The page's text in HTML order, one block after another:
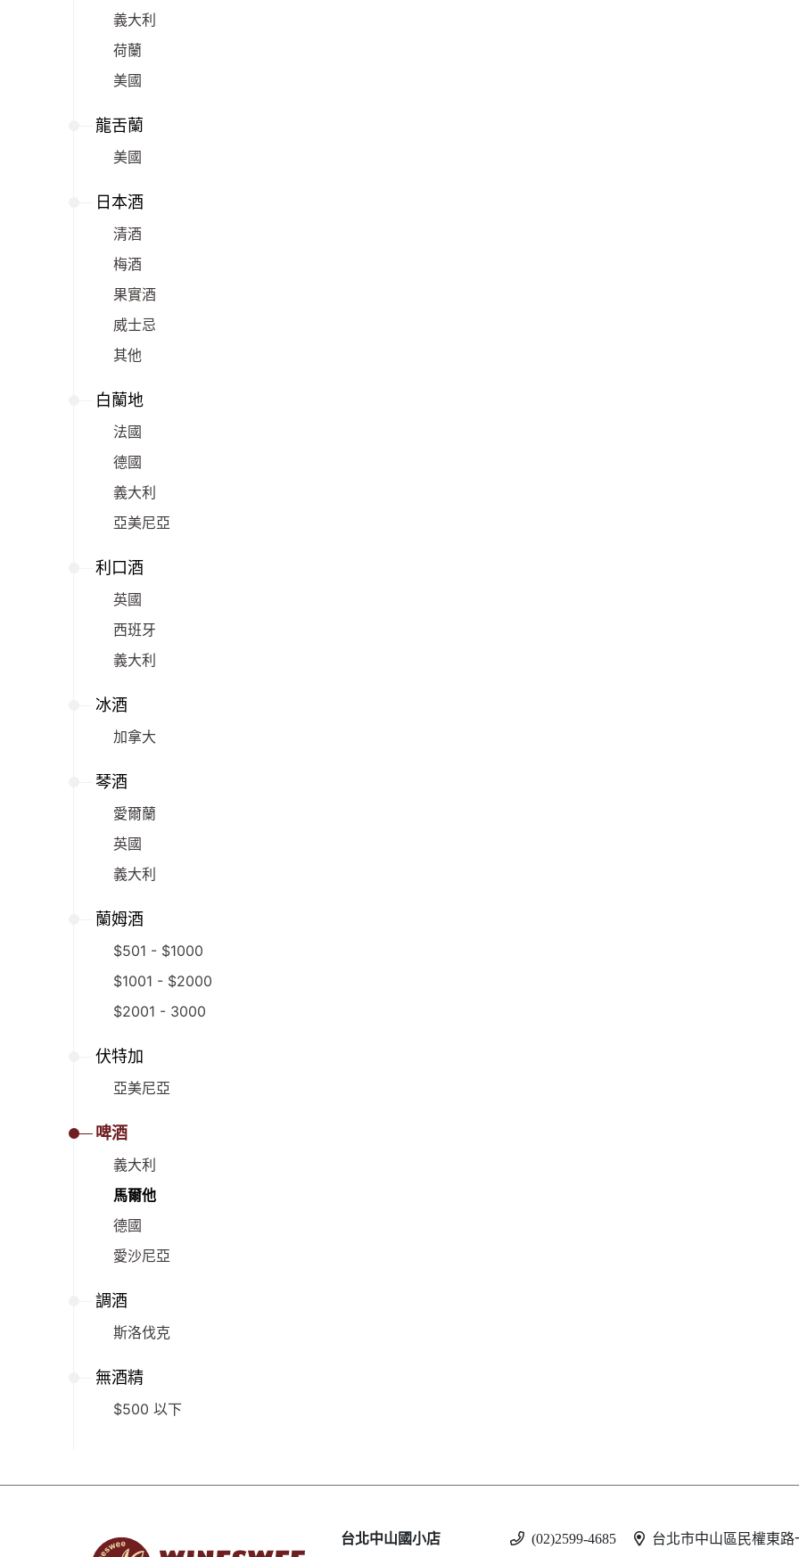
義大利
荷蘭
美國
龍舌蘭
美國
日本酒
清酒
梅酒
果實酒
威士忌
其他
白蘭地
法國
德國
義大利
亞美尼亞
利口酒
英國
西班牙
義大利
冰酒
加拿大
琴酒
愛爾蘭
英國
義大利
蘭姆酒
$501 - $1000
$1001 - $2000
$2001 - 3000
伏特加
亞美尼亞
啤酒
義大利
馬爾他
德國
愛沙尼亞
調酒
斯洛伐克
無酒精
$500 以下
台北中山國小店 (02)2599-4685 台北市中山區民權東路